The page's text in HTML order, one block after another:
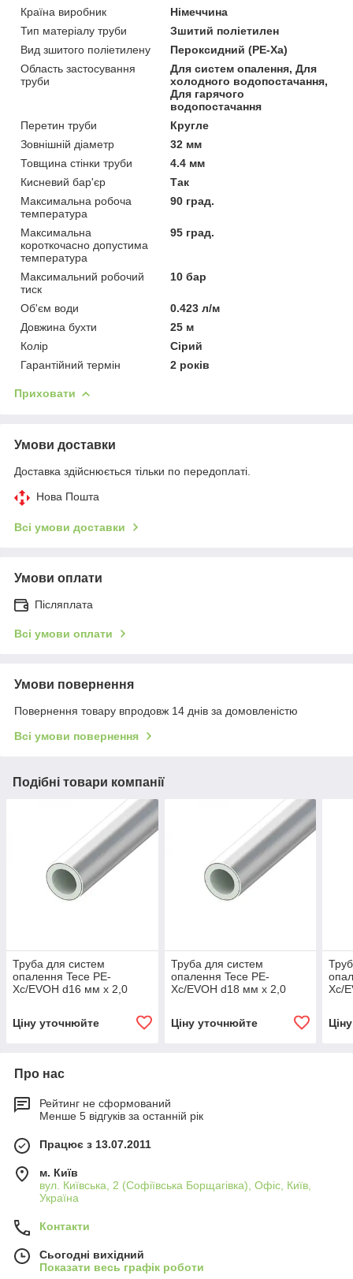
Країна виробник
Німеччина
Тип матеріалу труби
Зшитий поліетилен
Вид зшитого поліетилену
Пероксидний (PE-Xa)
Область застосування
труби
Для систем опалення, Для
холодного водопостачання,
Для гарячого
водопостачання
Перетин труби
Кругле
Зовнішній діаметр
32 мм
Товщина стінки труби
4.4 мм
Кисневий бар'єр
Так
Максимальна робоча
температура
90 град.
Максимальна
короткочасно допустима
температура
95 град.
Максимальний робочий
тиск
10 бар
Об'єм води
0.423 л/м
Довжина бухти
25 м
Колір
Сірий
Гарантійний термін
2 років
Приховати
Умови доставки
Доставка здійснюється тільки по передоплаті.
Нова Пошта
Всі умови доставки
Умови оплати
Післяплата
Всі умови оплати
Умови повернення
Повернення товару впродовж 14 днів за домовленістю
Всі умови повернення
Подібні товари компанії
Труба для систем
опалення Tece PE-
Xc/EVOH d16 мм х 2,0
Ціну уточнюйте
Труба для систем
опалення Tece PE-
Xc/EVOH d18 мм х 2,0
Ціну уточнюйте
Xc/
Про нас
Рейтинг не сформований
Менше 5 відгуків за останній рік
Працює з 13.07.2011
м. Київ
вул. Київська, 2 (Софіївська Борщагівка), Офіс, Київ,
Україна
Контакти
Сьогодні вихідний
Показати весь графік роботи